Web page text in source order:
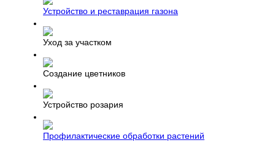
Устройство и реставрация газона
Уход за участком
Создание цветников
Устройство розария
Профилактические обработки растений